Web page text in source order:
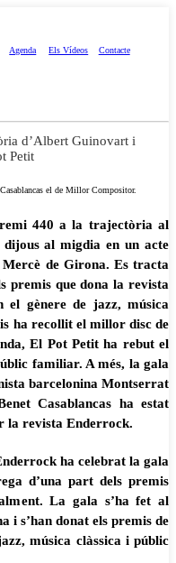
Agenda Els Vídeos Contacte
d’Albert Guinovart i
Petit
el de Millor Compositor.
440 a la trajectòria al
al migdia en un acte
de Girona. Es tracta
premis que dona la revista
el gènere de jazz, música
ha recollit el millor disc de
El Pot Petit ha rebut el
familiar. A més, la gala
barcelonina Montserrat
Casablancas ha estat
la revista Enderrock.
ha celebrat la gala
d’una part dels premis
La gala s’ha fet al
i s’han donat els premis de
música clàssica i públic